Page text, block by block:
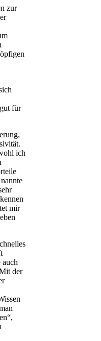
zur
für
ich
mir
der